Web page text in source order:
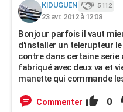
KIDUGUEN 5 112
23 avr. 2012 à 12:08
Bonjour parfois il vaut
d'installer un telerupteur
contre dans certaine
fabriqué avec deux va et
manette qui commande
Commenter 0